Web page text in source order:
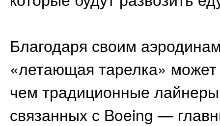
Благодаря своим
«летающая тарелка»
чем традиционные
связанных с Boeing —